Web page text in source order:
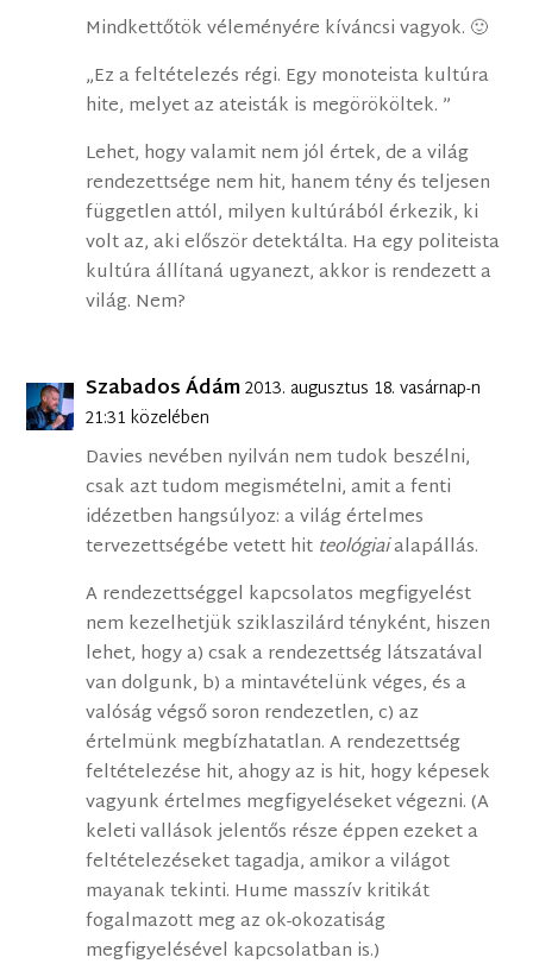
Mindkettőtök véleményére kíváncsi vagyok. 🙂
„Ez a feltételezés régi. Egy monoteista kultúra
hite, melyet az ateisták is megörököltek. ”
Lehet, hogy valamit nem jól értek, de a világ
rendezettsége nem hit, hanem tény és teljesen
független attól, milyen kultúrából érkezik, ki
volt az, aki először detektálta. Ha egy politeista
kultúra állítaná ugyanezt, akkor is rendezett a
világ. Nem?
Szabados Ádám2013. augusztus 18. vasárnap-n
21:31 közelében
Davies nevében nyilván nem tudok beszélni,
csak azt tudom megismételni, amit a fenti
idézetben hangsúlyoz: a világ értelmes
tervezettségébe vetett hit teológiaialapállás.
A rendezettséggel kapcsolatos megfigyelést
nem kezelhetjük sziklaszilárd tényként, hiszen
lehet, hogy a) csak a rendezettség látszatával
van dolgunk, b) a mintavételünk véges, és a
valóság végső soron rendezetlen, c) az
értelmünk megbízhatatlan. A rendezettség
feltételezése hit, ahogy az is hit, hogy képesek
vagyunk értelmes megfigyeléseket végezni. (A
keleti vallások jelentős része éppen ezeket a
feltételezéseket tagadja, amikor a világot
mayanak tekinti. Hume masszív kritikát
fogalmazott meg az ok-okozatiság
megfigyelésével kapcsolatban is.)